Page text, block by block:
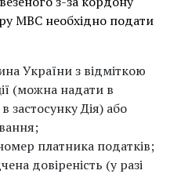
МВС необхідно подати
України з відміткою
(можна надати в
застосунку Дія) або
платника податків;
довіреність (у разі